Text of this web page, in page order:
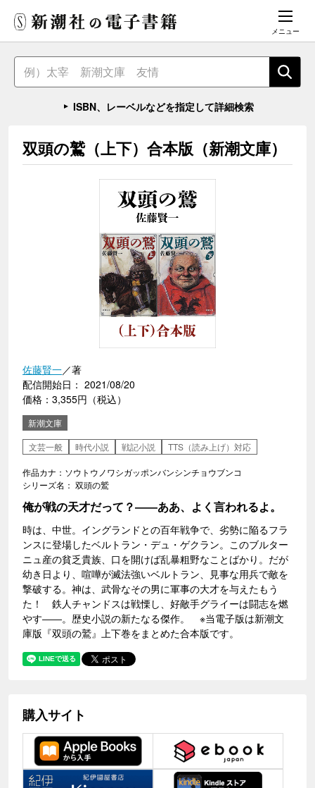
メニュー
ISBN、レーベルなどを指定して詳細検索
双頭の鷲（上下）合本版（新潮文庫）
佐藤賢一／著
配信開始日： 2021/08/20
価格：3,355円（税込）
新潮文庫
文芸一般
時代小説 戦記小説 TTS（読み上げ）対応
作品カナ：ソウトウノワシガッポンバンシンチョウブンコ
シリーズ名： 双頭の鷲
俺が戦の天才だって？――ああ、よく言われるよ。
時は、中世。イングランドとの百年戦争で、劣勢に陥るフラ
ンスに登場したベルトラン・デュ・ゲクラン。このブルター
ニュ産の貧乏貴族、口を開けば乱暴粗野なことばかり。だが
幼き日より、喧嘩が滅法強いベルトラン、見事な用兵で敵を
撃破する。神は、武骨なその男に軍事の大才を与えたもう
た！ 鉄人チャンドスは戦慄し、好敵手グライーは闘志を燃
やす――。歴史小説の新たなる傑作。 ※当電子版は新潮文
庫版『双頭の鷲』上下巻をまとめた合本版です。
購入サイト